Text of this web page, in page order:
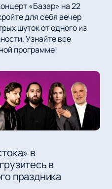
«Базар» на 22
для себя вечер
шуток от одного из
Узнайте все
программе!
в
в
праздника